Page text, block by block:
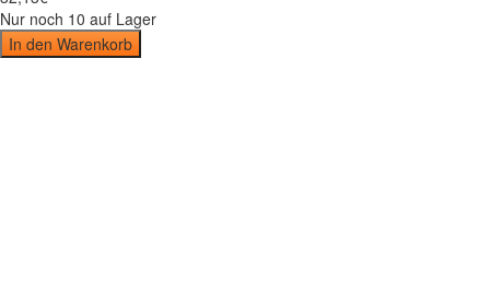
Nur noch 10 auf Lager
In den Warenkorb